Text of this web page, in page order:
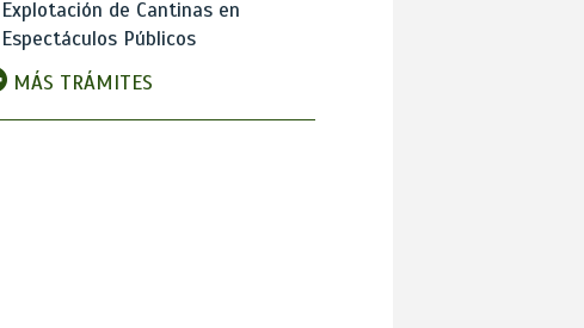
Explotación de Cantinas en
Espectáculos Públicos
MÁS TRÁMITES